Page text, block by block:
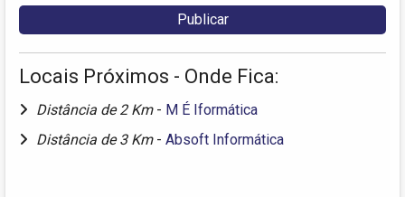
Locais Próximos - Onde Fica:
Distância de 2 Km - M É Iformática
Distância de 3 Km - Absoft Informática